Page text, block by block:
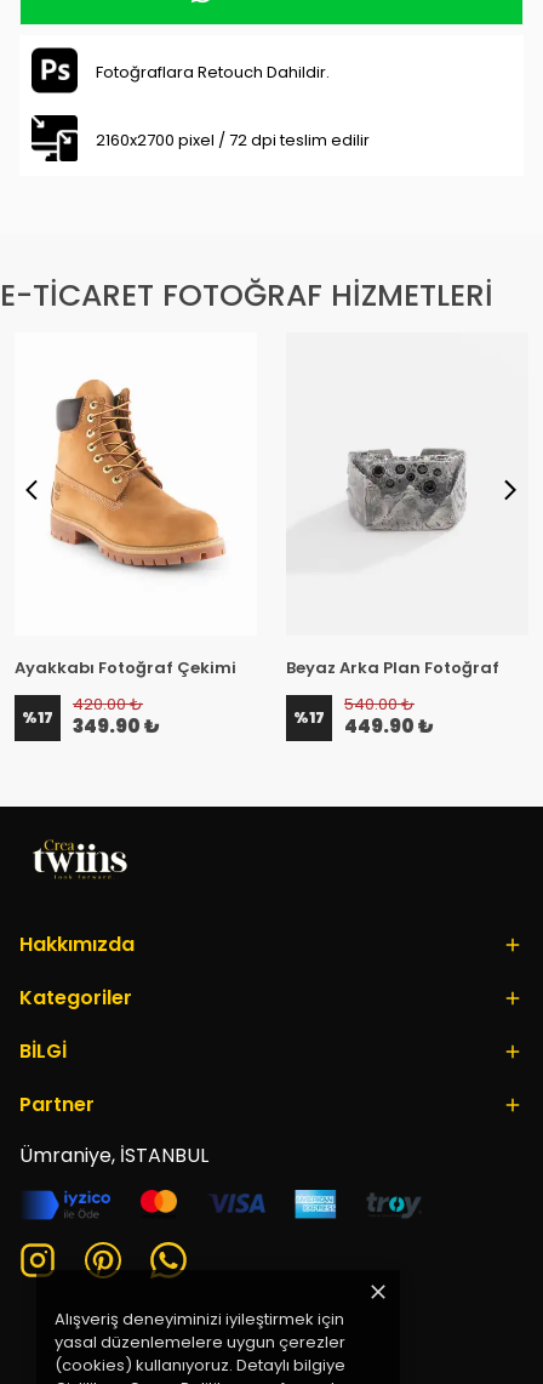
Alışveriş deneyiminizi iyileştirmek için
yasal düzenlemelere uygun çerezler
(cookies) kullanıyoruz. Detaylı bilgiye
Fotoğraflara Retouch Dahildir.
2160x2700 pixel / 72 dpi teslim edilir
E-TİCARET FOTOĞRAF HİZMETLERİ
Ayakkabı Fotoğraf Çekimi
%17
420.00 ₺
349.90 ₺
Beyaz Arka Plan Fotoğraf
Çekimi
%17
540.00 ₺
449.90 ₺
Hakkımızda
Kategoriler
BİLGİ
Partner
Ümraniye, İSTANBUL